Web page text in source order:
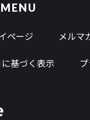
ページ メルマ
基づく表示